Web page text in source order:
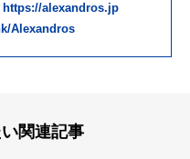
https://alexandros.jp
Alexandros
関連記事